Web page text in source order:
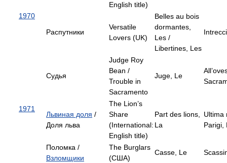
1970
English title)
Распутники
Versatile
Lovers (UK)
Belles au bois
dormantes,
Les /
Libertines, Les
1971
Судья
Judge Roy
Bean /
Trouble in
Sacramento
Juge, Le
Львиная доля /
Доля льва
The Lion’s
Share
(International:
English title)
Part des lions,
La
Ultima
Parigi,
Поломка /
Взломщики
The Burglars
(США)
Casse, Le